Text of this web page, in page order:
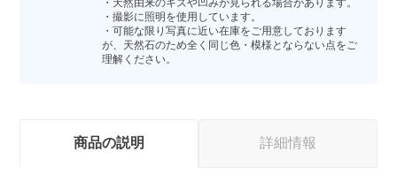
・天然由来のキズや凹みが見られる場合があります。
・撮影に照明を使用しています。
・可能な限り写真に近い在庫をご用意しております
が、天然石のため全く同じ色・模様とならない点をご
理解ください。
商品の説明 詳細情報